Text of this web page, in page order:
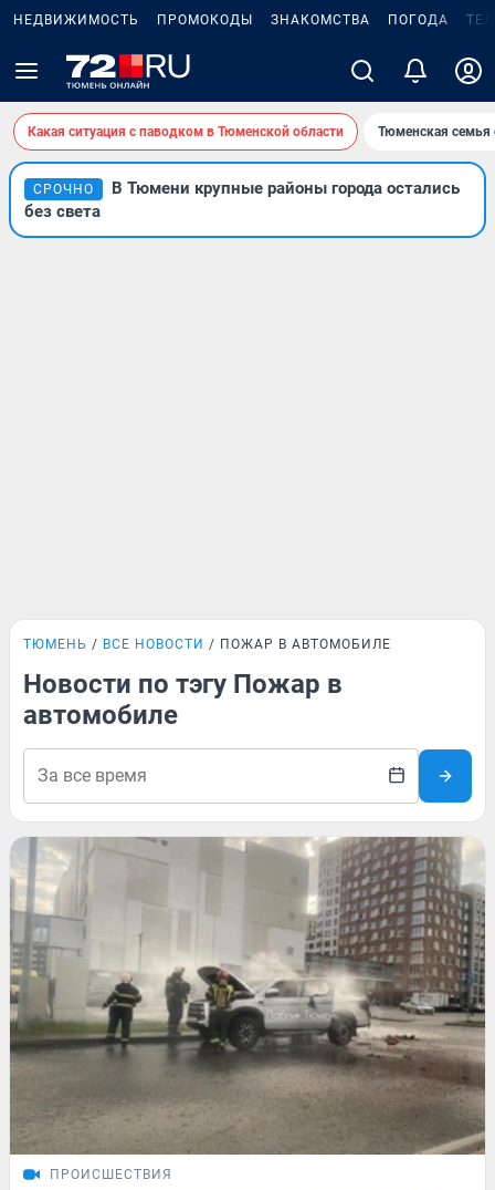
НЕДВИЖИМОСТЬ ПРОМОКОДЫ ЗНАКОМСТВА ПОГОДА
Какая ситуация с паводком в Тюменской области Тюменская семья
СРОЧНО
В Тюмени крупные районы города остались
без света
ТЮМЕНЬ ВСЕ НОВОСТИ ПОЖАР В АВТОМОБИЛЕ
Новости по тэгу Пожар в
автомобиле
ПРОИСШЕСТВИЯ